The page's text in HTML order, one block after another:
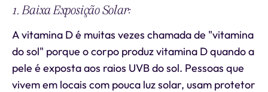
1. Baixa Exposição Solar:
A vitamina D é muitas vezes chamada de "vitamina
do sol" porque o corpo produz vitamina D quando a
pele é exposta aos raios UVB do sol. Pessoas que
vivem em locais com pouca luz solar, usam protetor